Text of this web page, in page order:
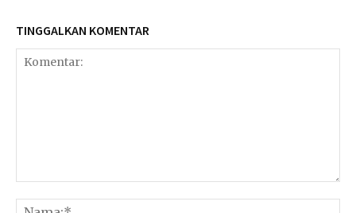
TINGGALKAN KOMENTAR